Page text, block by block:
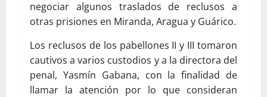
negociar algunos traslados de reclusos a
otras prisiones en Miranda, Aragua y Guárico.
Los reclusos de los pabellones II y III tomaron
cautivos a varios custodios y a la directora del
penal, Yasmín Gabana, con la finalidad de
llamar la atención por lo que consideran